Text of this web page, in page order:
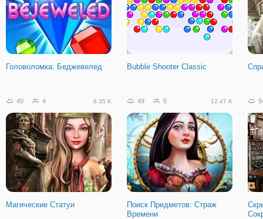
Головоломка: Беджевелед Bubble Shooter Classic
49 4 8.35 K
Магические Статуи
49 5 12.47 K
Поиск Предметов: Страж
Времени